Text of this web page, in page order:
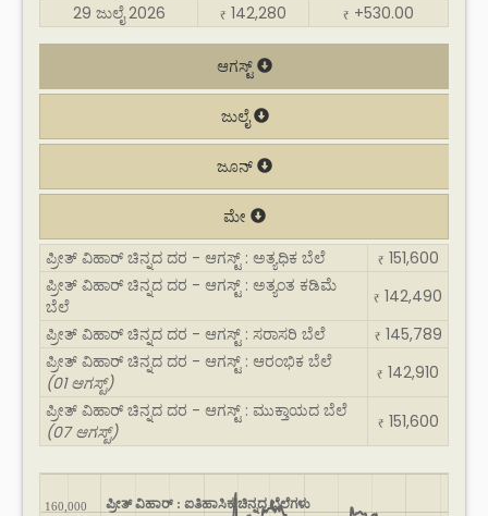
29 ಜುಲೈ 2026
₹ 142,280 ₹ +530.00
ಆಗಸ್ಟ್
ಜುಲೈ
ಜೂನ್
ಮೇ
ಪ್ರೀತ್ ವಿಹಾರ್ ಚಿನ್ನದ ದರ - ಆಗಸ್ಟ್ : ಅತ್ಯಧಿಕ ಬೆಲೆ
₹ 151,600
ಪ್ರೀತ್ ವಿಹಾರ್ ಚಿನ್ನದ ದರ - ಆಗಸ್ಟ್ : ಅತ್ಯಂತ ಕಡಿಮೆ
ಬೆಲೆ
₹ 142,490
ಪ್ರೀತ್ ವಿಹಾರ್ ಚಿನ್ನದ ದರ - ಆಗಸ್ಟ್ : ಸರಾಸರಿ ಬೆಲೆ
₹ 145,789
ಪ್ರೀತ್ ವಿಹಾರ್ ಚಿನ್ನದ ದರ - ಆಗಸ್ಟ್ : ಆರಂಭಿಕ ಬೆಲೆ
(01 ಆಗಸ್ಟ್)
₹ 142,910
ಪ್ರೀತ್ ವಿಹಾರ್ ಚಿನ್ನದ ದರ - ಆಗಸ್ಟ್ : ಮುಕ್ತಾಯದ ಬೆಲೆ
(07 ಆಗಸ್ಟ್)
₹ 151,600
ಪ್ರೀತ್ ವಿಹಾರ್ : ಐತಿಹಾಸಿಕ ಚಿನ್ನದ ಬೆಲೆಗಳು
160,000